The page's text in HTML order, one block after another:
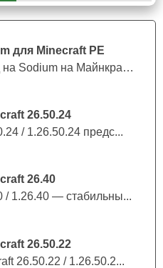
для Minecraft PE
Скачайте Мод на Sodium на Майнкрафт П...
26.50.24
/ 1.26.50.24 предс...
26.40
/ 1.26.40 — стабильны...
26.50.22
26.50.22 / 1.26.50.2...
главному герою в
обладать сильным
целое поле для
и зельеварения, ведь
главный
машиной
и шанса на
также не помогут.